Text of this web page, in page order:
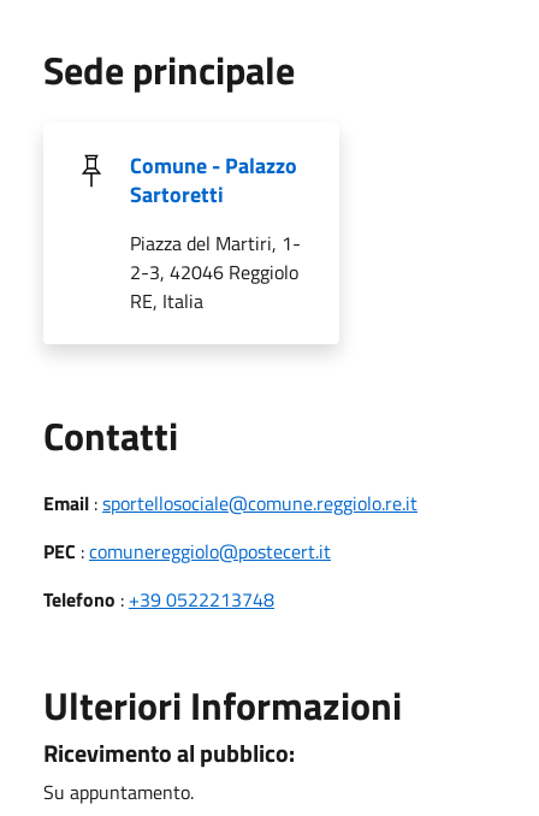
Sede principale
Comune - Palazzo
Sartoretti
Piazza del Martiri, 1-
2-3, 42046 Reggiolo
RE, Italia
Contatti
Email :sportellosociale@comune.reggiolo.re.it
PEC :comunereggiolo@postecert.it
Telefono : +39 0522213748
Ulteriori Informazioni
Ricevimento al pubblico:
Su appuntamento.